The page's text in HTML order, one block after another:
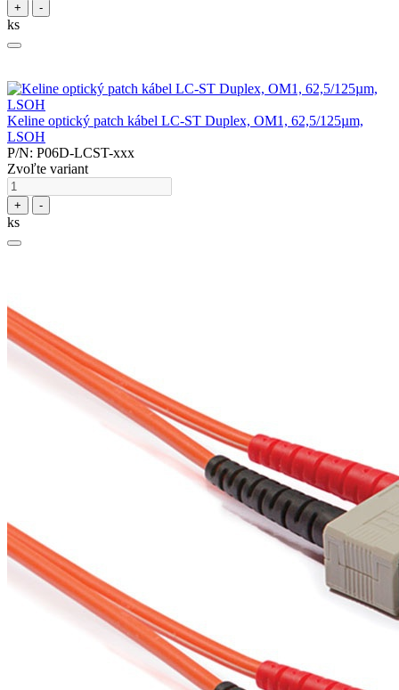
+ -
ks
Keline optický patch kábel LC-ST Duplex, OM1, 62,5/125µm,
LSOH
P/N: P06D-LCST-xxx
Zvoľte variant
+ -
ks